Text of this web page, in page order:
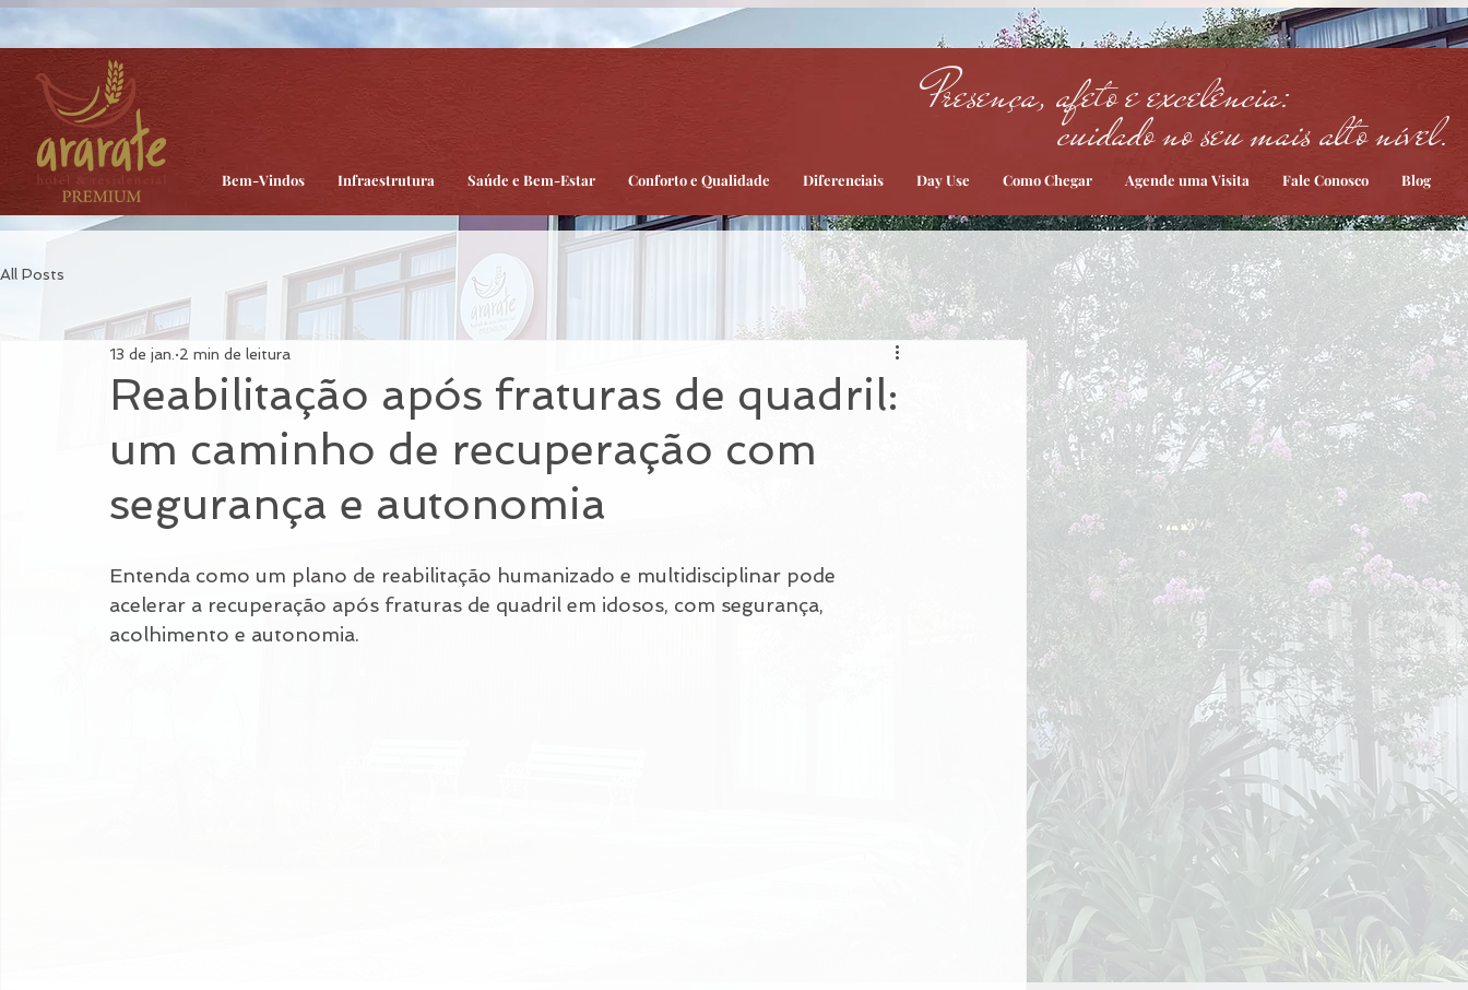
head:Body:
Presença, afeto e excelência:
Bem-Vindos Infraestrutura Saúde e Bem-Estar Conforto e Qualidade Diferenciais Day Use Como Chegar Agende uma Visita Fale Conosco Blog
cuidado no seu mais alto nível.
All Posts
Reabilitação após fraturas de quadril:
um caminho de recuperação com
segurança e autonomia
13 de jan. 2 min de leitura
Entenda como um plano de reabilitação humanizado e multidisciplinar pode
acelerar a recuperação após fraturas de quadril em idosos, com segurança,
acolhimento e autonomia.